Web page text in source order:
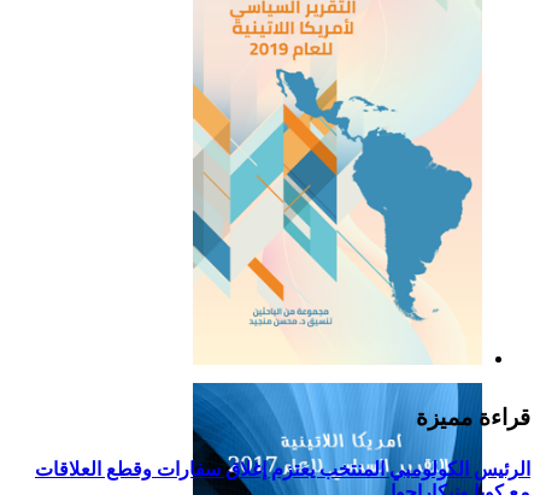
التقرير السياسي لأمريكا
اللاتينية للعام 2019
قراءة مميزة
الرئيس الكولومبي المنتخب يعتزم إغلاق سفارات وقطع العلاقات